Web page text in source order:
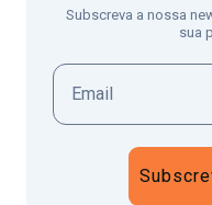
Subscreva a nossa
sua